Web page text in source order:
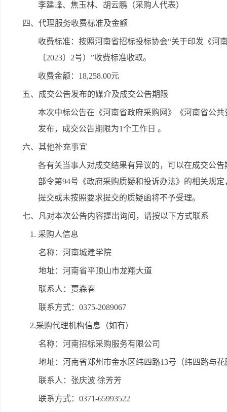
李建峰、焦玉林、胡云鹏（采购人代表）
四、代理服务收费标准及金额
收费标准：按照河南省招标投标协会“关于印发《河
〔2023〕2号）”收费标准收取。
收费金额：18,258.00元
五、成交公告发布的媒介及成交公告期限
本次中标公告在《河南省政府采购网》《河南省公
发布，成交公告期限为1个工作日 。
六、其他补充事宜
各有关当事人对成交结果有异议的，可以在成交公
部令第94号《政府采购质疑和投诉办法》的相关规
提交或未按照要求提交的质疑函将不予受理。
七、凡对本次公告内容提出询问，请按以下方式联系
1. 采购人信息
名称：河南城建学院
地址：河南省平顶山市龙翔大道
联系人：贾森春
联系方式：0375-2089067
2.采购代理机构信息（如有）
名称：河南招标采购服务有限公司
地址：河南省郑州市金水区纬四路13号（纬四路与
联系人：张庆波 徐芳芳
联系方式：0371-65993522